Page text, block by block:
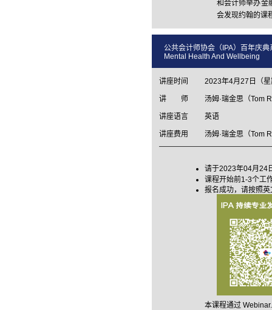
和会计师举办金
会发现约翰的课
公共会计师协会（IPA）百年庆
Mental Health And Wellbeing
讲座时间 2023年4月27日（
讲 师 汤姆·瑞金思（Tom
讲座语言 英语
讲座费用 汤姆·瑞金思（Tom
请于2023年04月24
课程开始前1-3个工
报名成功，请按照
本课程通过